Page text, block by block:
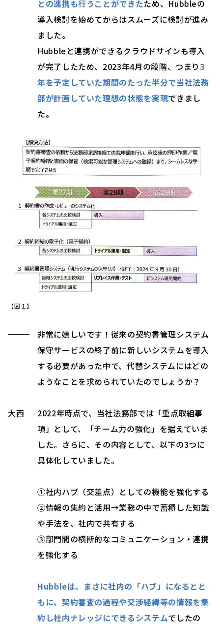
との連携も行うことができたため、Hubbleの
導入検討を始めてからはスムーズに検討が進み
ました。
Hubbleと連携ができるクラウドサインも導入
が完了したため、2023年4月の段階、つまり3
年を予定していた期間のたった半分で当社法務
部が計画していた理想の状態を実現できまし
た。
【図１】
非常に嬉しいです！従来の契約書管理システム
保守サービスの終了前に新しいシステムを導入
する必要があった中で、代替システムにはどの
ようなことを求められていたのでしょうか？
大西
2022年時点で、当社法務部では「重点取組事
項」として、「チーム力の強化」を据えていま
した。さらに、その内容として、以下の3つに
具体化していました。
①社内ハブ（交差点）としての機能を強化する
②情報の集約と活用→業務の中で蓄積した知識
や手法を、社内で共有する
③部門間の横断的なコミュニケーション・連携
を強化する
Hubbleは、まさに社内の「ハブ」になるとと
もに、契約審査の過程や交渉経緯等の情報を集
約し社内ナレッジにできるシステムでしたの